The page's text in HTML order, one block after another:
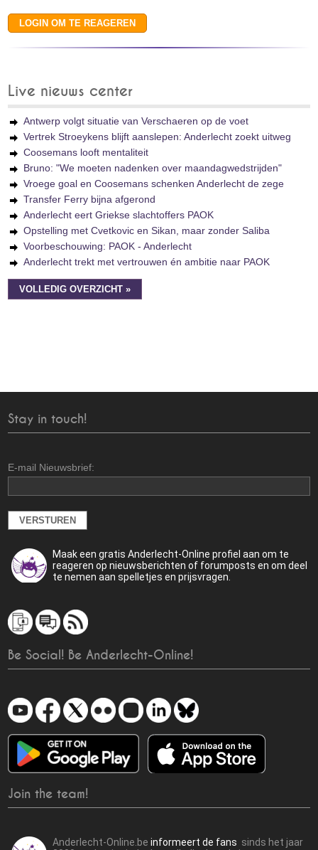
Live nieuws center
Antwerp volgt situatie van Verschaeren op de voet
Vertrek Stroeykens blijft aanslepen: Anderlecht zoekt uitweg
Coosemans looft mentaliteit
Bruno: "We moeten nadenken over maandagwedstrijden"
Vroege goal en Coosemans schenken Anderlecht de zege
Transfer Ferry bijna afgerond
Anderlecht eert Griekse slachtoffers PAOK
Opstelling met Cvetkovic en Sikan, maar zonder Saliba
Voorbeschouwing: PAOK - Anderlecht
Anderlecht trekt met vertrouwen én ambitie naar PAOK
VOLLEDIG OVERZICHT »
Stay in touch!
E-mail Nieuwsbrief:
Maak een gratis Anderlecht-Online profiel aan om te
reageren op nieuwsberichten of forumposts en om deel
te nemen aan spelletjes en prijsvragen.
Be Social! Be Anderlecht-Online!
Join the team!
Anderlecht-Online.beinformeert de fans sinds het jaar